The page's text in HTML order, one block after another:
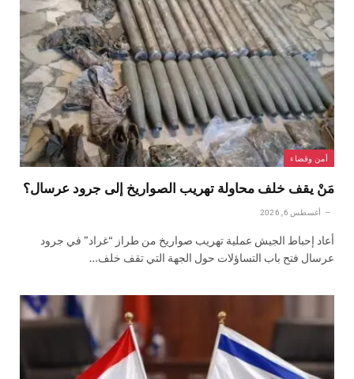
أمن وقضاء
مَنْ يقف خلف محاولة تهريب الصواريخ إلى جرود عرسال؟
أغسطس 6, 2026
أعاد إحباط الجيش عملية تهريب صواريخ من طراز “غراد” في جرود
عرسال فتح باب التساؤلات حول الجهة التي تقف خلف…